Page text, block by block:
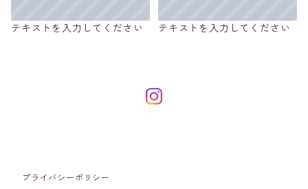
テキストを入力してください テキストを入力してください
プライバシーポリシー